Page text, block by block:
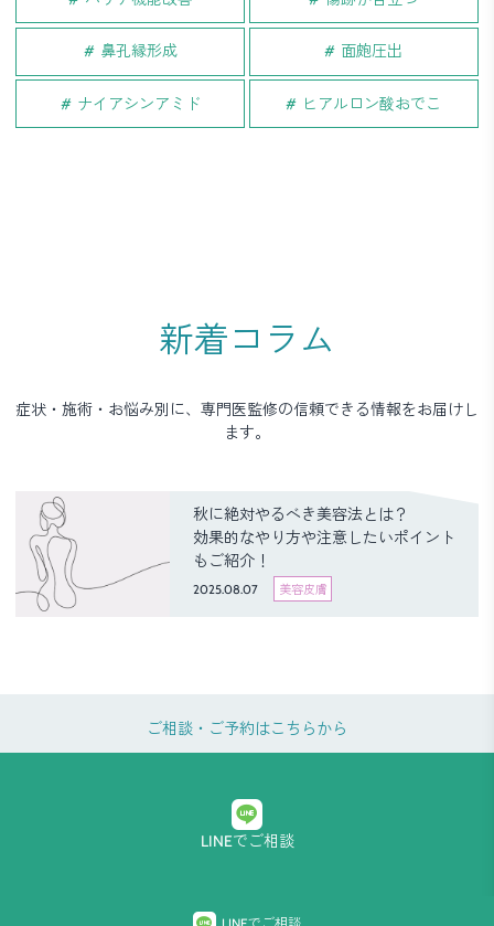
鼻孔縁形成 面皰圧出
ナイアシンアミド ヒアルロン酸おでこ
新着コラム
症状・施術・お悩み別に、専門医監修の信頼できる情報をお届けし
ます。
秋に絶対やるべき美容法とは？
効果的なやり方や注意したいポイント
もご紹介！
2025.08.07 美容皮膚
ご相談・ご予約はこちらから
LINEでご相談
LINEでご相談
プライバシーポリシー